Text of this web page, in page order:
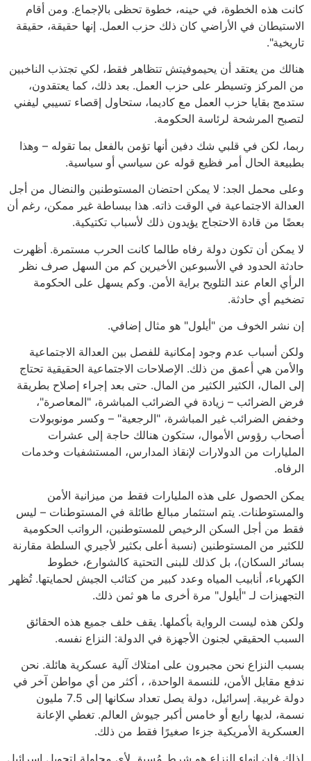
كانت هذه الخطوة، في حينه، خطوة تحظى بالإجماع. ومن أقام
الاستيطان في الأراضي كان ذلك حزب العمل. إنها حقيقة، حقيقة
تاريخية".
هنالك من يعتقد أن يحيموفيتش تتظاهر فقط، لكي تجتذب الناخبين
من المركز وتسيطر على حزب العمل. بعد ذلك، كما يعتقدون،
ستدمج بقايا حزب العمل مع كاديما، ستحاول إقصاء تسيبي ليفني
لتصبح المرشحة لرئاسة الحكومة.
ربما، لكن في قلبي شك دفين أنها تؤمن بالفعل بما تقوله – وهذا
بطبيعة الحال أمر فظيع قوله عن سياسي أو سياسية.
وعلى محمل الجد: لا يمكن احتضان المستوطنين والنضال من أجل
العدالة الاجتماعية في الوقت ذاته. هذا ببساطة غير ممكن، رغم أن
بعضًا من قادة الاحتجاج يؤيدون ذلك لأسباب تكتيكية.
لا يمكن أن تكون دولة رفاه طالما كانت الحرب مستمرة. أظهرت
حادثة الحدود في الأسبوعين الأخيرين كم من السهل صرف نظر
الرأي العام عند التلويح براية الأمن. وكم يسهل على الحكومة
تضخيم أي حادثة.
إن نشر الخوف من "أيلول" هو مثال إضافي.
ولكن أسباب عدم وجود إمكانية للفصل بين العدالة الاجتماعية
والأمن هي أعمق من ذلك. الإصلاحات الاجتماعية الحقيقية تحتاج
إلى المال، الكثير الكثير من المال. حتى بعد إجراء إصلاح بطريقة
فرض الضرائب – زيادة في الضرائب المباشرة، "المعاصرة"،
وخفض الضرائب غير المباشرة، "الرجعية" – وكسر مونوبولات
أصحاب رؤوس الأموال، ستكون هنالك حاجة إلى عشرات
المليارات من الدولارات لإنقاذ المدارس، المستشفيات وخدمات
الرفاه.
يمكن الحصول على هذه المليارات فقط من ميزانية الأمن
والمستوطنات. يتم استثمار مبالغ طائلة في المستوطنات – ليس
فقط من أجل السكن الرخيص للمستوطنين، الرواتب الحكومية
للكثير من المستوطنين (نسبة أعلى بكثير لأجيري السلطة مقارنة
بسائر السكان)، بل كذلك للبنى التحتية كالشوارع، خطوط
الكهرباء، أنابيب المياه وعدد كبير من كتائب الجيش لحمايتها. تُظهر
التجهيزات لـ "أيلول" مرة أخرى ما هو ثمن ذلك.
ولكن هذه ليست الرواية بأكملها. يقف خلف جميع هذه الحقائق
السبب الحقيقي لجنون الأجهزة في الدولة: النزاع نفسه.
بسبب النزاع نحن مجبرون على امتلاك آلية عسكرية هائلة. نحن
ندفع مقابل الأمن، للنسمة الواحدة، ، أكثر من أي مواطن آخر في
دولة غربية. إسرائيل، دولة يصل تعداد سكانها إلى 7.5 مليون
نسمة، لديها رابع أو خامس أكبر جيوش العالم. تغطي الإعانة
العسكرية الأمريكية جزءا صغيرًا فقط من ذلك.
لذلك فإن إنهاء النزاع هو شرط مُسبق لأي محاولة لتحويل إسرائيل